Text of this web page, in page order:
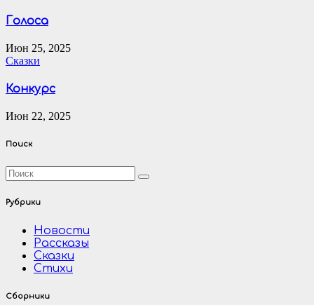
Голоса
Июн 25, 2025
Сказки
Конкурс
Июн 22, 2025
Поиск
Рубрики
Новости
Рассказы
Сказки
Стихи
Сборники